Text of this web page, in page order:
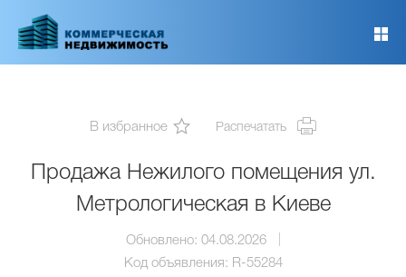
основному
В избранное Распечатать
Продажа Нежилого помещения ул.
Метрологическая в Киеве
Обновлено: 04.08.2026
Код объявления: R-55284